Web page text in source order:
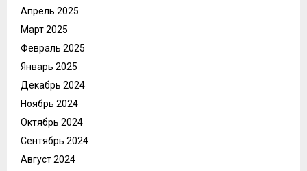
Апрель 2025
Март 2025
Февраль 2025
Январь 2025
Декабрь 2024
Ноябрь 2024
Октябрь 2024
Сентябрь 2024
Август 2024